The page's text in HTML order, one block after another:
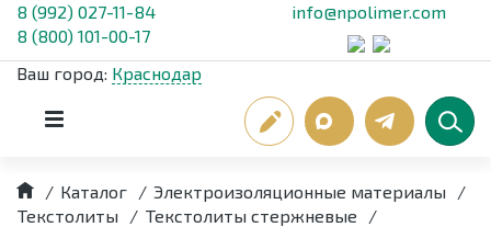
8 (992) 027-11-84
8 (800) 101-00-17
info@npolimer.com
Ваш город: Краснодар
/ Каталог / Электроизоляционные материалы
/
Текстолиты
/ Текстолиты стержневые
/